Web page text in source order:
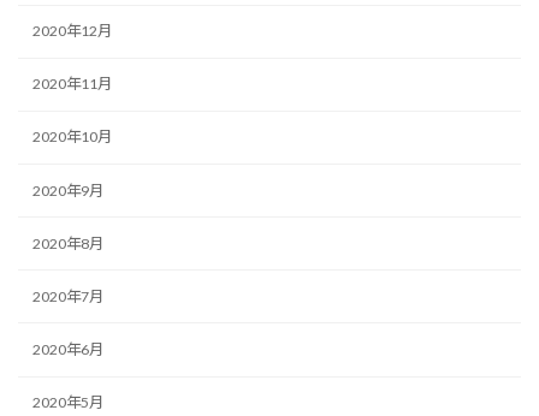
2020年12月
2020年11月
2020年10月
2020年9月
2020年8月
2020年7月
2020年6月
2020年5月